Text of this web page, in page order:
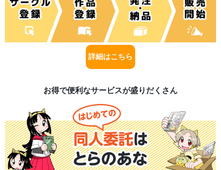
詳細はこちら
お得で便利なサービスが盛りだくさん